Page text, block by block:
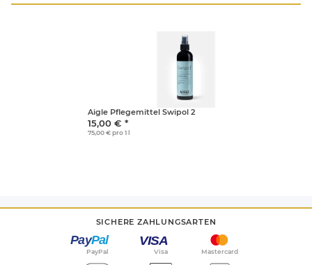
Aigle Pflegemittel Swipol 2
15,00 € *
75,00 € pro 1 l
SICHERE ZAHLUNGSARTEN
PayPal Visa Mastercard